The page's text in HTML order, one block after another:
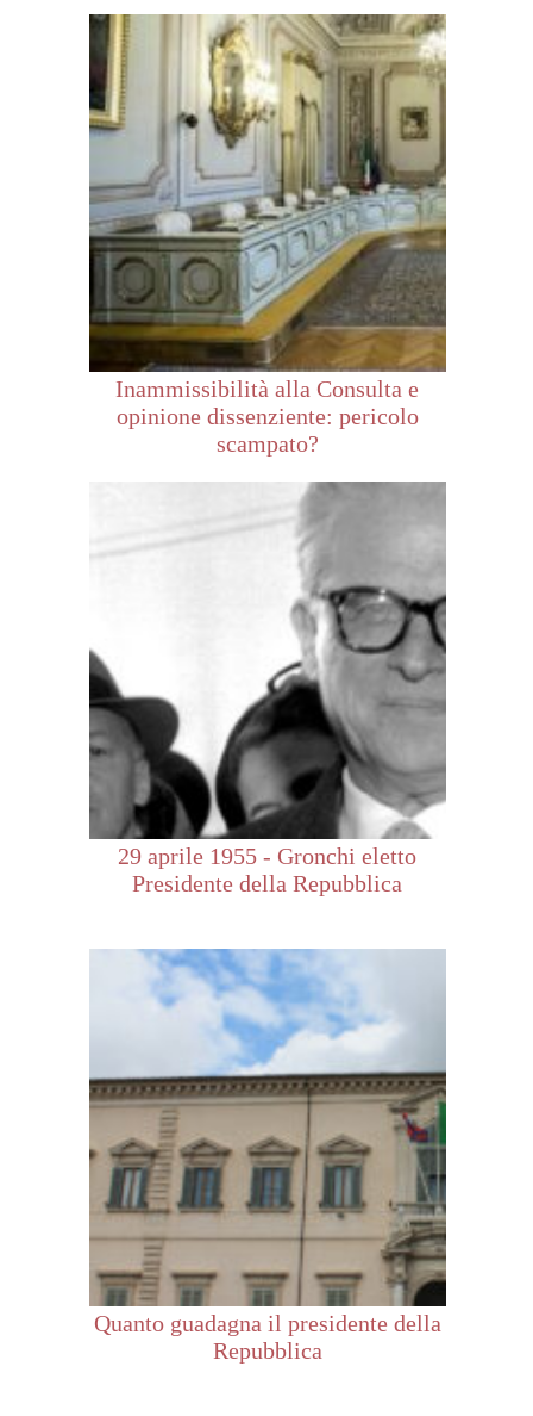
Inammissibilità alla Consulta e
opinione dissenziente: pericolo
scampato?
29 aprile 1955 - Gronchi eletto
Presidente della Repubblica
Quanto guadagna il presidente della
Repubblica